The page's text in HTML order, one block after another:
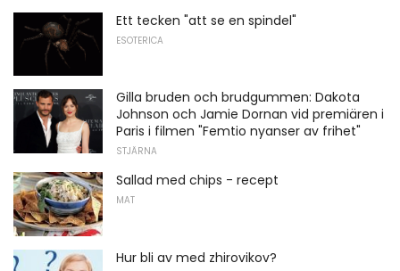
Ett tecken "att se en spindel"
ESOTERICA
Gilla bruden och brudgummen: Dakota
Johnson och Jamie Dornan vid premiären i
Paris i filmen "Femtio nyanser av frihet"
STJÄRNA
Sallad med chips - recept
MAT
Hur bli av med zhirovikov?